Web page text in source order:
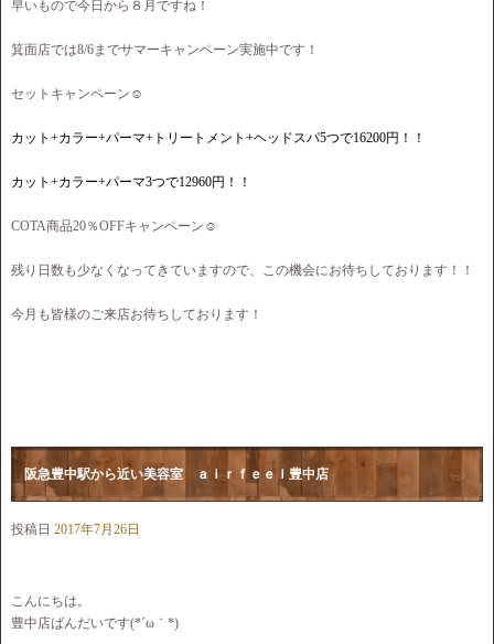
早いもので今日から８月ですね！
箕面店では8/6までサマーキャンペーン実施中です！
セットキャンペーン☺︎
カット+カラー+パーマ+トリートメント+ヘッドスパ5つで16200円！！
カット+カラー+パーマ3つで12960円！！
COTA商品20％OFFキャンペーン☺︎
残り日数も少なくなってきていますので、この機会にお待ちしております！！
今月も皆様のご来店お待ちしております！
阪急豊中駅から近い美容室 ａｉｒｆｅｅｌ豊中店
投稿日 2017年7月26日
こんにちは。
豊中店ばんだいです(*´ω｀*)